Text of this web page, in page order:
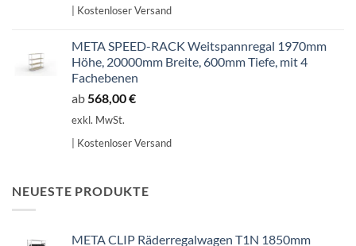
| Kostenloser Versand
META SPEED-RACK Weitspannregal 1970mm
Höhe, 20000mm Breite, 600mm Tiefe, mit 4
Fachebenen
ab 568,00€
exkl. MwSt.
| Kostenloser Versand
NEUESTE PRODUKTE
META CLIP Räderregalwagen T1N 1850mm